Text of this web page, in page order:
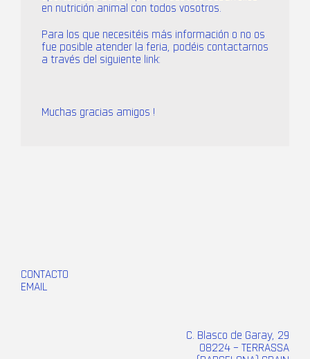
en nutrición animal con todos vosotros.
Para los que necesitéis más información o no os
fue posible atender la feria, podéis contactarnos
a través del siguiente link:
Muchas gracias amigos !
CONTACTO
EMAIL
C. Blasco de Garay, 29
08224 – TERRASSA